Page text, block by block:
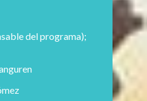
del programa);